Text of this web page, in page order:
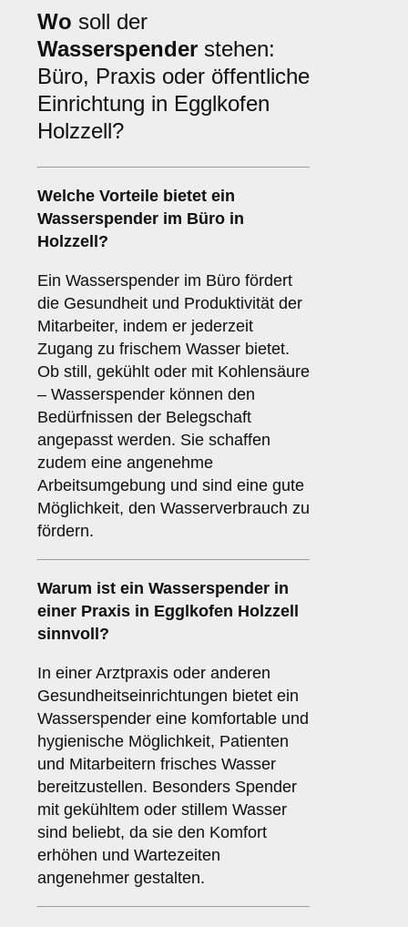
Wo soll der
Wasserspender stehen:
Büro, Praxis oder öffentliche
Einrichtung in Egglkofen
Holzzell?
Welche Vorteile bietet ein
Wasserspender im Büro in
Holzzell?
Ein Wasserspender im Büro fördert
die Gesundheit und Produktivität der
Mitarbeiter, indem er jederzeit
Zugang zu frischem Wasser bietet.
Ob still, gekühlt oder mit Kohlensäure
– Wasserspender können den
Bedürfnissen der Belegschaft
angepasst werden. Sie schaffen
zudem eine angenehme
Arbeitsumgebung und sind eine gute
Möglichkeit, den Wasserverbrauch zu
fördern.
Warum ist ein Wasserspender in
einer Praxis in Egglkofen Holzzell
sinnvoll?
In einer Arztpraxis oder anderen
Gesundheitseinrichtungen bietet ein
Wasserspender eine komfortable und
hygienische Möglichkeit, Patienten
und Mitarbeitern frisches Wasser
bereitzustellen. Besonders Spender
mit gekühltem oder stillem Wasser
sind beliebt, da sie den Komfort
erhöhen und Wartezeiten
angenehmer gestalten.